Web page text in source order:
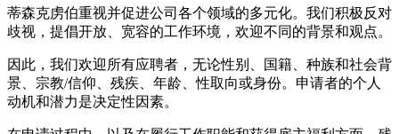
蒂森克虏伯重视并促进公司各个领域的多元化。我们积极反对
歧视，提倡开放、宽容的工作环境，欢迎不同的背景和观点。
因此，我们欢迎所有应聘者，无论性别、国籍、种族和社会背
景、宗教/信仰、残疾、年龄、性取向或身份。申请者的个人
动机和潜力是决定性因素。